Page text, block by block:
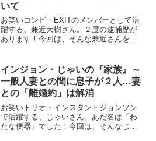
いて
お笑いコンビ・EXITのメンバーとして活
躍する、兼近大樹さん。２度の逮捕歴が
あります！今回は、そんな兼近さんを取
日：1991年〈平成3年〉5月11日身
長：172cm血...
インジョン・じゃいの『家族』～
一般人妻との間に息子が２人…妻
との「離婚約」は解消
お笑いトリオ・インスタントジョンソン
で活躍する、じゃいさん。あだ名は「わ
たな便器」でした！今回は、そんなじゃ